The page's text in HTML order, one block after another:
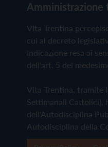
Amministrazione
Vita Trentina
cui al decreto
Indicazione resa ai
dell'art. 5 del
Vita Trentina, tramite
Settimanali Cattolici),
dell'Autodisciplina
Autodisciplina della